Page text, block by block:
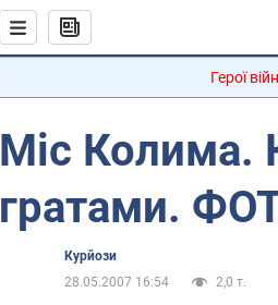
Герої
Міс Колима.
гратами.
Курйози
28.05.2007 16:54
2,0 т.